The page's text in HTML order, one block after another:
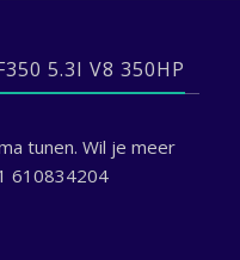
5.3I V8 350HP
tunen. Wil je meer
610834204